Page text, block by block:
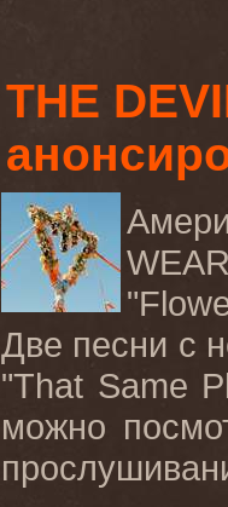
THE
Две песни с
"That Same
можно